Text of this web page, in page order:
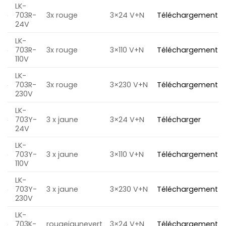
LK-
703R-
24V
3x rouge 3×24 V+N Téléchargement
LK-
703R-
110V
3x rouge 3×110 V+N Téléchargement
LK-
703R-
230V
3x rouge 3×230 V+N Téléchargement
LK-
703Y-
24V
3 x jaune 3×24 V+N Télécharger
LK-
703Y-
110V
3 x jaune 3×110 V+N Téléchargement
LK-
703Y-
230V
3 x jaune 3×230 V+N Téléchargement
LK-
703K-
rougejaunevert 3×24 V+N Téléchargement